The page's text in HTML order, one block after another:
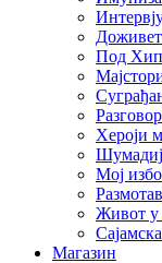
Под
Хероји
Мој
Живот у
Магазин